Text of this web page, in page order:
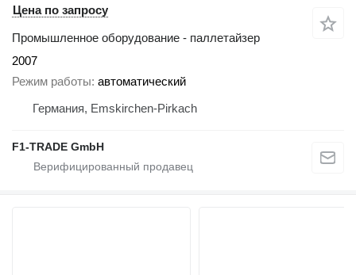
Цена по запросу
Промышленное оборудование - паллетайзер
2007
Режим работы автоматический
Германия, Emskirchen-Pirkach
F1-TRADE GmbH